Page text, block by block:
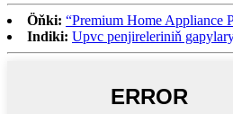
Öňki: “Premium Home Appliance
Indiki: Upvc penjireleriniň